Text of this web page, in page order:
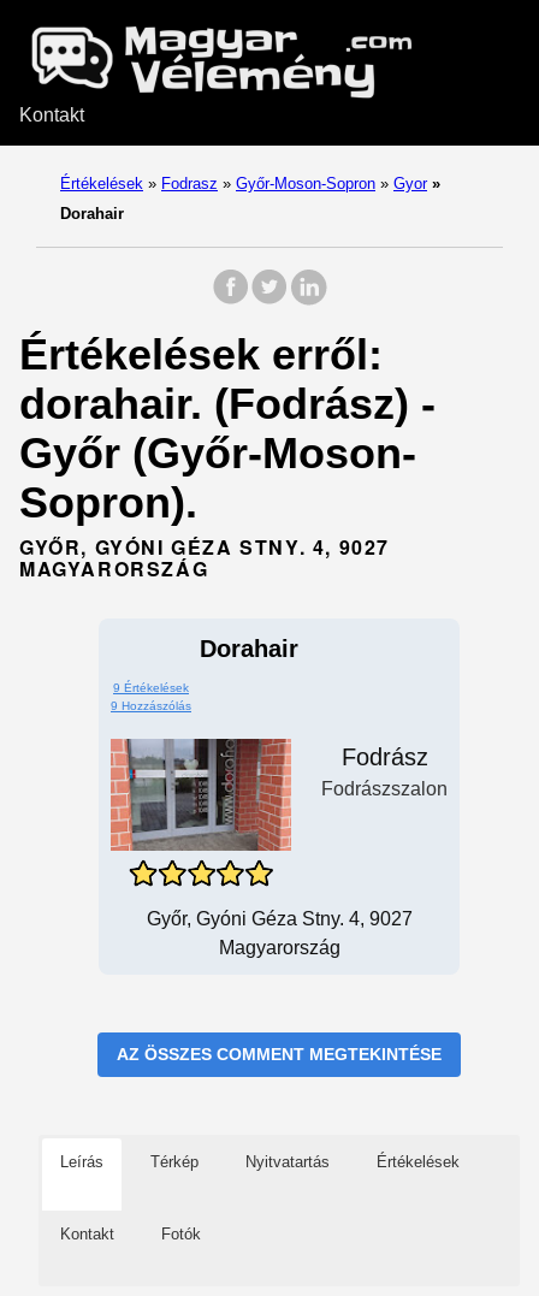
Kontakt
Értékelések » Fodrasz » Győr-Moson-Sopron » Gyor »
Dorahair
Értékelések erről:
dorahair. (Fodrász) -
Győr (Győr-Moson-
Sopron).
GYŐR, GYÓNI GÉZA STNY. 4, 9027
MAGYARORSZÁG
Dorahair
9 Értékelések
9 Hozzászólás
Fodrász
Fodrászszalon
Győr, Gyóni Géza Stny. 4, 9027
Magyarország
AZ ÖSSZES COMMENT MEGTEKINTÉSE
Leírás Térkép Nyitvatartás Értékelések
Kontakt Fotók